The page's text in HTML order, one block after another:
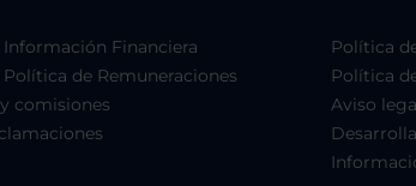
Financiera
de Remuneraciones
comisiones
Política
Política
Aviso